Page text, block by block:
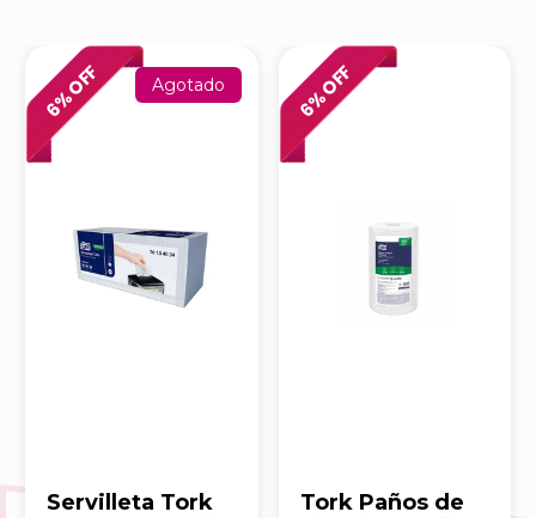
6
% OFF Agotado
Servilleta Tork
6
% OFF
Tork Paños de